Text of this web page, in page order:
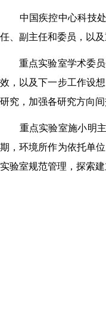
中国疾控中心科技
任、副主任和委员，以
重点实验室学术委
效，以及下一步工作设
研究，加强各研究方向
重点实验室施小明
期，环境所作为依托单
实验室规范管理，探索